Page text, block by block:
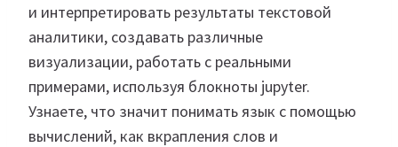
и интерпретировать результаты текстовой
аналитики, создавать различные
визуализации, работать с реальными
примерами, используя блокноты jupyter.
Узнаете, что значит понимать язык с помощью
вычислений, как вкрапления слов и